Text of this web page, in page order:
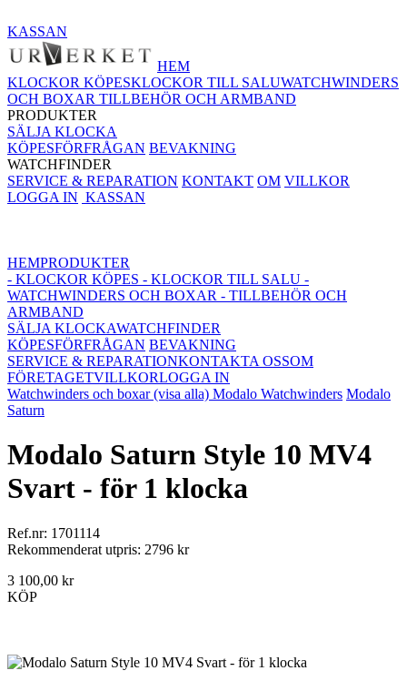
KASSAN
HEM
KLOCKOR KÖPESKLOCKOR TILL SALUWATCHWINDERS
OCH BOXAR TILLBEHÖR OCH ARMBAND
PRODUKTER
SÄLJA KLOCKA
KÖPESFÖRFRÅGAN BEVAKNING
WATCHFINDER
SERVICE & REPARATION KONTAKT OM VILLKOR
LOGGA IN KASSAN
HEMPRODUKTER
- KLOCKOR KÖPES - KLOCKOR TILL SALU -
WATCHWINDERS OCH BOXAR - TILLBEHÖR OCH
ARMBAND
SÄLJA KLOCKAWATCHFINDER
KÖPESFÖRFRÅGAN BEVAKNING
SERVICE & REPARATIONKONTAKTA OSSOM
FÖRETAGETVILLKORLOGGA IN
Watchwinders och boxar (visa alla) Modalo Watchwinders Modalo
Saturn
Modalo Saturn Style 10 MV4
Svart - för 1 klocka
Ref.nr: 1701114
Rekommenderat utpris: 2796 kr
3 100,00 kr
KÖP